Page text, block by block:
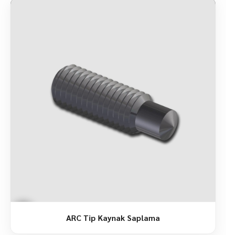
ARC Tip Kaynak Saplama